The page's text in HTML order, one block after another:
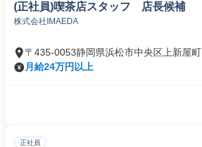
(正社員)喫茶店スタッフ 店長候補
株式会社IMAEDA
〒435-0053静岡県浜松市中央区上新屋町
月給24万円以上
正社員